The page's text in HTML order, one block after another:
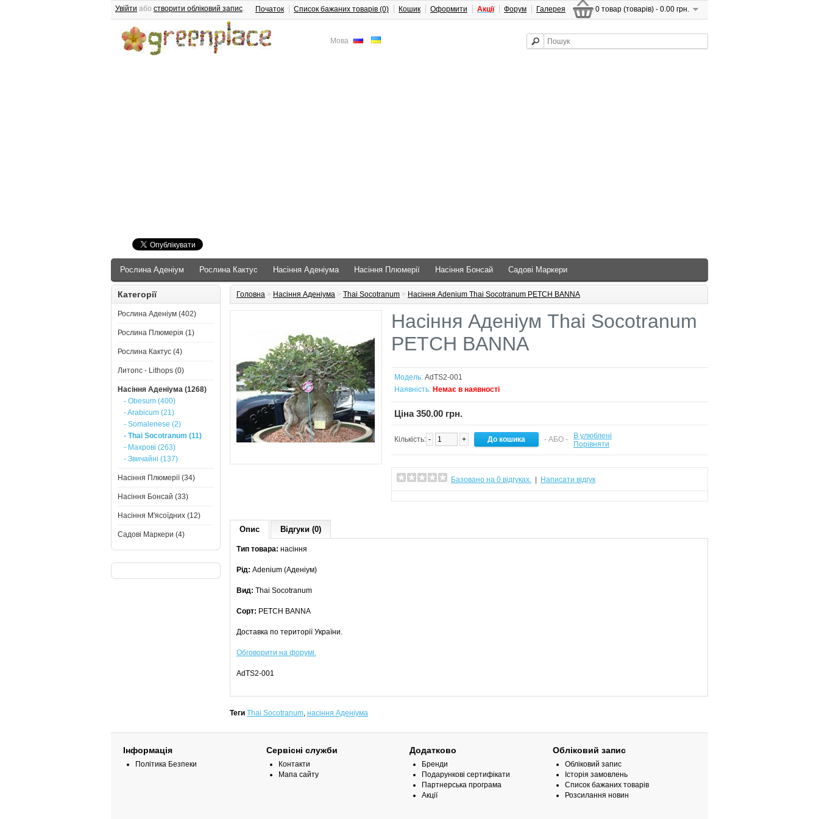
Мова
0 товар (товарів) - 0.00 грн.
Увійти або створити обліковий запис. Початок Список бажаних товарів (0) Кошик Оформити Акції Форум Галерея
Рослина Аденіум Рослина Кактус Насіння Аденіума Насіння Плюмерії Насіння Бонсай Садові Маркери
Категорії
Рослина Аденіум (402)
Рослина Плюмерія (1)
Рослина Кактус (4)
Литопс - Lithops (0)
Насіння Аденіума (1268)
- Obesum (400)
- Arabicum (21)
- Somalenese (2)
- Thai Socotranum (11)
- Махрові (263)
- Звичайні (137)
Насіння Плюмерії (34)
Насіння Бонсай (33)
Насіння М'ясоїдних (12)
Садові Маркери (4)
Головна > Насіння Аденіума > Thai Socotranum > Насіння Adenium Thai Socotranum PETCH BANNA
Насіння Аденіум Thai Socotranum
PETCH BANNA
Модель: AdTS2-001
Наявність: Немає в наявності
Ціна 350.00 грн.
Кількість: - + - АБО -
В улюблені
Порівняти
Базовано на 0 відгуках. Написати відгук
Опис Відгуки (0)
Тип товара: насіння
Рід: Adenium (Аденіум)
Вид: Thai Socotranum
Сорт: PETCH BANNA
Доставка по території України.
Обговорити на форумі.
AdTS2-001
Теги Thai Socotranum, насіння Аденіума
Інформація
Політика Безпеки
Сервісні служби
Контакти
Мапа сайту
Додатково
Бренди
Подарункові сертифікати
Партнерська програма
Акції
Обліковий запис
Обліковий запис
Історія замовлень
Список бажаних товарів
Розсилання новин